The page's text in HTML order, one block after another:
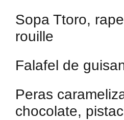
Sopa Ttoro,
rouille
Falafel de
Peras
chocolate,